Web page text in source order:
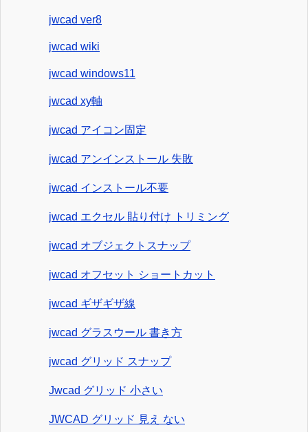
jwcad ver8
jwcad wiki
jwcad windows11
jwcad xy軸
jwcad アイコン固定
jwcad アンインストール 失敗
jwcad インストール不要
jwcad エクセル 貼り付け トリミング
jwcad オブジェクトスナップ
jwcad オフセット ショートカット
jwcad ギザギザ線
jwcad グラスウール 書き方
jwcad グリッド スナップ
Jwcad グリッド 小さい
JWCAD グリッド 見え ない